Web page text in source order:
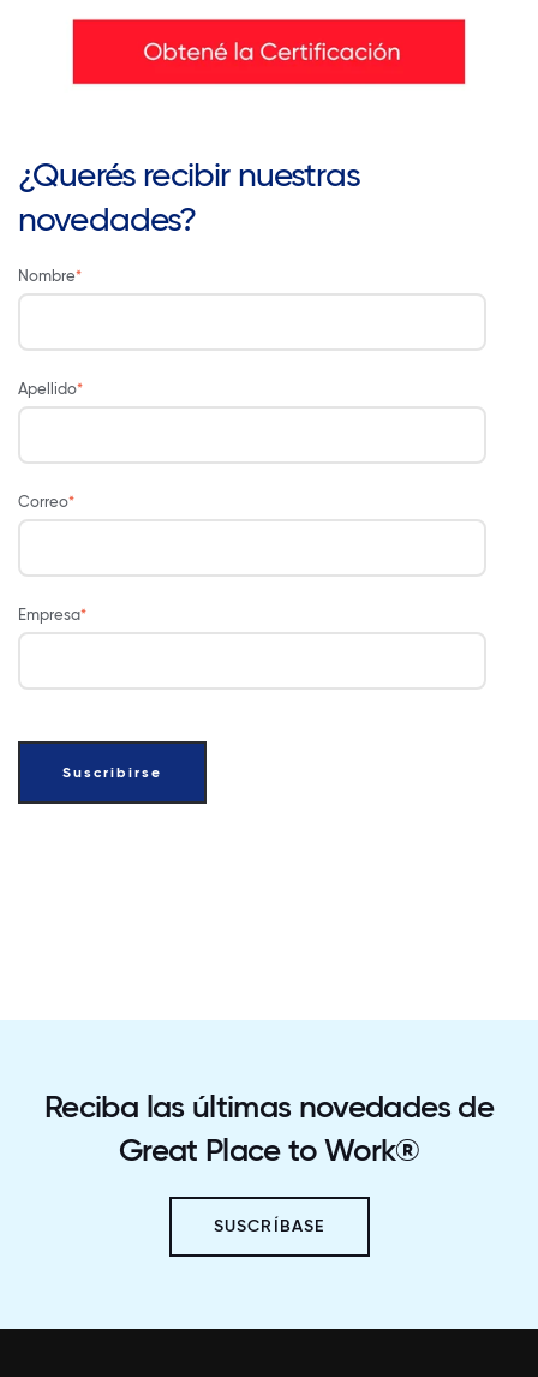
¿Querés recibir nuestras
novedades?
Nombre*
Apellido*
Correo*
Empresa*
Reciba las últimas novedades de
Great Place to Work®
SUSCRÍBASE